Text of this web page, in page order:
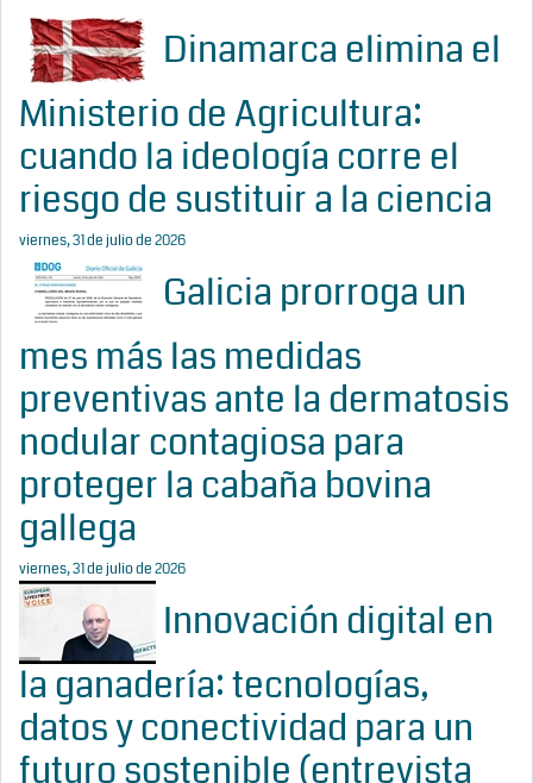
Dinamarca elimina el
Ministerio de Agricultura:
cuando la ideología corre el
riesgo de sustituir a la ciencia
viernes, 31 de julio de 2026
Galicia prorroga un
mes más las medidas
preventivas ante la dermatosis
nodular contagiosa para
proteger la cabaña bovina
gallega
viernes, 31 de julio de 2026
Innovación digital en
la ganadería: tecnologías,
datos y conectividad para un
futuro sostenible (entrevista